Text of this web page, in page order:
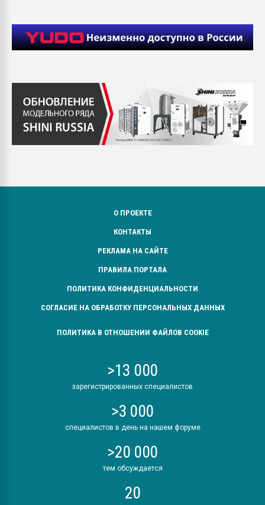
О ПРОЕКТЕ
КОНТАКТЫ
РЕКЛАМА НА САЙТЕ
ПРАВИЛА ПОРТАЛА
ПОЛИТИКА КОНФИДЕНЦИАЛЬНОСТИ
СОГЛАСИЕ НА ОБРАБОТКУ ПЕРСОНАЛЬНЫХ ДАННЫХ
ПОЛИТИКА В ОТНОШЕНИИ ФАЙЛОВ COOKIE
>13 000
зарегистрированных специалистов
>3 000
специалистов в день на нашем форуме
>20 000
тем обсуждается
20